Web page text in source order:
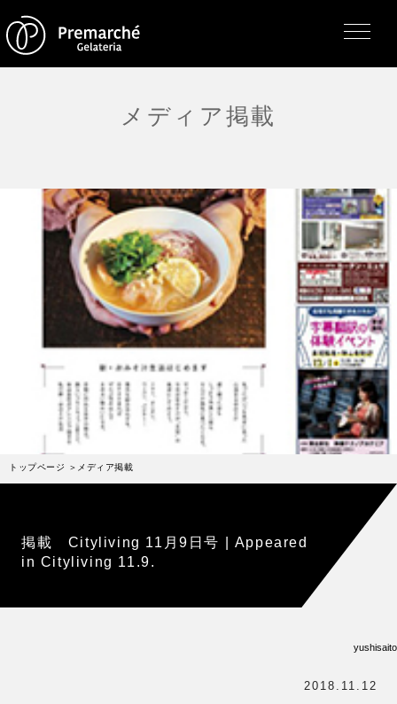
ジェラートについて
直営店・支店・分店
フレーバー（メニュー）
アレルゲン一覧
通販のご案内
お知らせ・メディア掲載
受賞歴
お問い合わせ
プレマルシェジェラテリアについて
メディア掲載
トップページ メディア掲載
掲載 Cityliving 11月9日号 | Appeared
in Cityliving 11.9.
yushisaito
2018.11.12